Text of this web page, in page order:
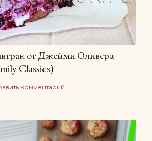
от Джейми Оливера
Сlassics)
комментарий